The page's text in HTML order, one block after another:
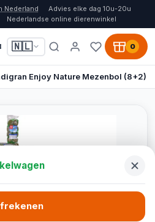
Nederland
Advies elke dag 10u-20u
Nederlandse online dierenwinkel
🇳🇱 0
Enjoy Nature Mezenbol (8+2)